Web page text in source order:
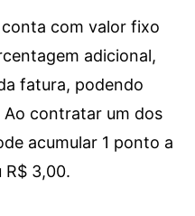
com valor fixo
adicional,
fatura, podendo
Ao contratar um dos
acumular 1 ponto a
R$ 3,00.